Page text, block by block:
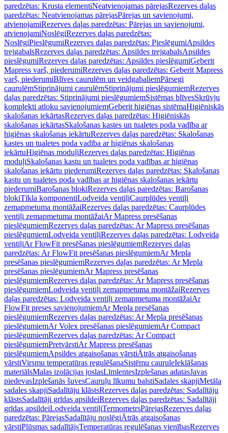
paredzētas: Krusta elementiNeatvienojamas pārejasRezerves daļas
paredzētas: Neatvienojamas pārejasPārejas un savienojumi,
atvienojamiRezerves daļas paredzētas: Pārejas un savienojumi,
atvienojamiNoslēgiRezerves daļas paredzētas:
NoslēgiPieslēgumiRezerves daļas paredzētas: PieslēgumiApsildes
trejgabalsRezerves daļas paredzētas: Apsildes trejgabalsApsildes
pieslēgumiRezerves daļas paredzētas: Apsildes pieslēgumiGeberit
Mapress varš, piederumiRezerves daļas paredzētas: Geberit Mapress
varš, piederumiBlīves caurulēm un veidgabaliemPārsegi
caurulēmStiprinājumi caurulēmStiprinājumi pieslēgumiemRezerves
daļas paredzētas: Stiprinājumi pieslēgumiemSistēmas blīvesSkrūvju
komplekti atloku savienojumiemGeberit higiēnas sistēmaHigiēniskās
skalošanas iekārtasRezerves daļas paredzētas: Higiēniskās
skalošanas iekārtasSkalošanas kastes un tualetes poda vadība ar
higiēnas skalošanas iekārtuRezerves daļas paredzētas: Skalošanas
kastes un tualetes poda vadība ar higiēnas skalošanas
iekārtuHigiēnas moduļiRezerves daļas paredzētas: Higiēnas
moduļiSkalošanas kastu un tualetes poda vadības ar higiēnas
skalošanas iekārtu piederumiRezerves daļas paredzētas: Skalošanas
kastu un tualetes poda vadības ar higiēnas skalošanas iekārtu
piederumiBarošanas blokiRezerves daļas paredzētas: Barošanas
blokiTīkla komponentiLodveida ventiļiCaurplūdes ventiļi
zemapmetuma montāžaiRezerves daļas paredzētas: Caurplūdes
ventiļi zemapmetuma montāžaiAr Mapress presēšanas
pieslēgumiemRezerves daļas paredzētas: Ar Mapress presēšanas
pieslēgumiemLodveida ventiļiRezerves daļas paredzētas: Lodveida
ventiļiAr FlowFit presēšanas pieslēgumiemRezerves daļas
paredzētas: Ar FlowFit presēšanas pieslēgumiemAr Mepla
presēšanas pieslēgumiemRezerves daļas paredzētas: Ar Mepla
presēšanas pieslēgumiemAr Mapress presēšanas
pieslēgumiemRezerves daļas paredzētas: Ar Mapress presēšanas
pieslēgumiemLodveida ventiļi zemapmetuma montāžaiRezerves
daļas paredzētas: Lodveida ventiļi zemapmetuma montāžaiAr
FlowFit preses savienojumiemAr Mepla presēšanas
pieslēgumiemRezerves daļas paredzētas: Ar Mepla presēšanas
pieslēgumiemAr Volex presēšanas pieslēgumiemAr Compact
pieslēgumiemRezerves daļas paredzētas: Ar Compact
pieslēgumiemPretvārstiAr Mapress presēšanas
pieslēgumiemApsildes atgaisošanas vārstiĀtrās atgaisošanas
vārstiVirsmu temperatūras regulēšanaSistēmu cauruleIeklāšanas
materiālsMalas izolācijas joslasLīmlentesIzplešanas adatasJavas
piedevasIzplešanās šuvesCauruļu līkumu balstiSadales skapjiMetāla
sadales skapjiSadalītāju klāstsRezerves daļas paredzētas: Sadalītāju
klāstsSadalītāji grīdas apsildeiRezerves daļas paredzētas: Sadalītāji
grīdas apsildeiLodveida ventiļiTermometrsPārejasRezerves daļas
paredzētas: PārejasSadalītāju noslēgiĀtrās atgaisošanas
vārstiPlūsmas sadalītājsTemperatūras regulēšanas vienībasRezerves